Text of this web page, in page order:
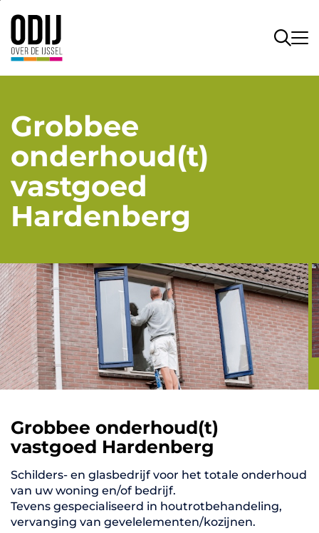
Grobbee
onderhoud(t)
vastgoed
Hardenberg
Grobbee onderhoud(t)
vastgoed Hardenberg
Schilders- en glasbedrijf voor het totale onderhoud
van uw woning en/of bedrijf.
Tevens gespecialiseerd in houtrotbehandeling,
vervanging van gevelelementen/kozijnen.